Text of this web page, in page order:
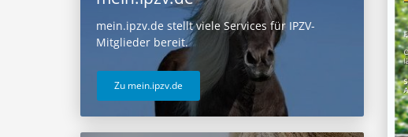
mein.ipzv.de stellt viele Services für IPZV-
Mitglieder bereit.
Zu mein.ipzv.de